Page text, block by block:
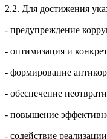
2.2. Для достижения
- предупреждение
- оптимизация и
- формирование
- обеспечение
- повышение
- содействие